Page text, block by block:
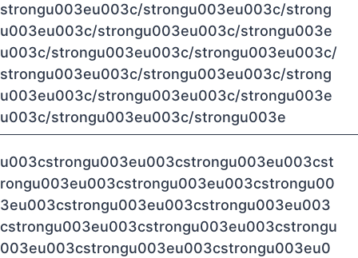
strongu003eu003c/strongu003eu003c/strong
u003eu003c/strongu003eu003c/strongu003e
u003c/strongu003eu003c/strongu003eu003c/
strongu003eu003c/strongu003eu003c/strong
u003eu003c/strongu003eu003c/strongu003e
u003c/strongu003eu003c/strongu003e
u003cstrongu003eu003cstrongu003eu003cst
rongu003eu003cstrongu003eu003cstrongu00
3eu003cstrongu003eu003cstrongu003eu003
cstrongu003eu003cstrongu003eu003cstrongu
003eu003cstrongu003eu003cstrongu003eu0